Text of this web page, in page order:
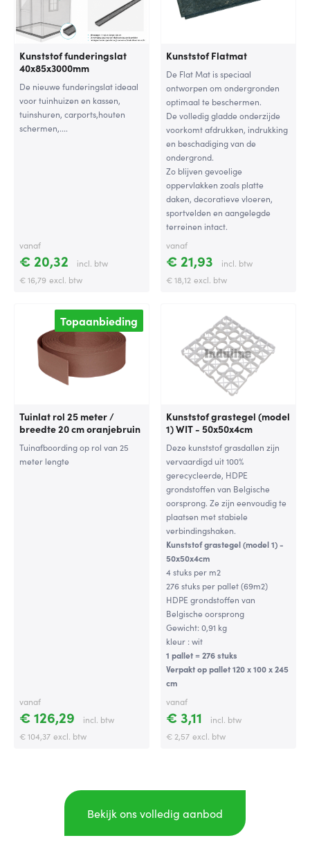
Kunststof funderingslat
40x85x3000mm
De nieuwe funderingslat ideaal
voor tuinhuizen en kassen,
tuinshuren, carports,houten
schermen,....
vanaf
€ 20,32
incl. btw
€ 16,79 excl. btw
Kunststof Flatmat
De Flat Mat is speciaal
ontworpen om ondergronden
optimaal te beschermen.
De volledig gladde onderzijde
voorkomt afdrukken, indrukking
en beschadiging van de
ondergrond.
Zo blijven gevoelige
oppervlakken zoals platte
daken, decoratieve vloeren,
sportvelden en aangelegde
terreinen intact.
vanaf
€ 21,93
incl. btw
€ 18,12 excl. btw
Topaanbieding
Tuinlat rol 25 meter /
breedte 20 cm oranjebruin
Tuinafboording op rol van 25
meter lengte
vanaf
€ 126,29
incl. btw
€ 104,37 excl. btw
Kunststof grastegel (model
1) WIT - 50x50x4cm
Deze kunststof grasdallen zijn
vervaardigd uit 100%
gerecycleerde, HDPE
grondstoffen van Belgische
oorsprong. Ze zijn eenvoudig te
plaatsen met stabiele
verbindingshaken.
Kunststof grastegel (model 1) -
50x50x4cm
4 stuks per m2
276 stuks per pallet (69m2)
HDPE grondstoffen van
Belgische oorsprong
Gewicht: 0,91 kg
kleur : wit
1 pallet = 276 stuks
Verpakt op pallet 120 x 100 x 245
cm
vanaf
€ 3,11
incl. btw
€ 2,57 excl. btw
Bekijk ons volledig aanbod